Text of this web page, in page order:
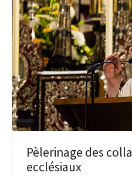
Pèlerinage des
ecclésiaux